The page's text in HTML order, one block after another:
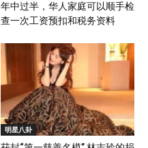
年中过半，华人家庭可以顺手检
查一次工资预扣和税务资料
明星八卦